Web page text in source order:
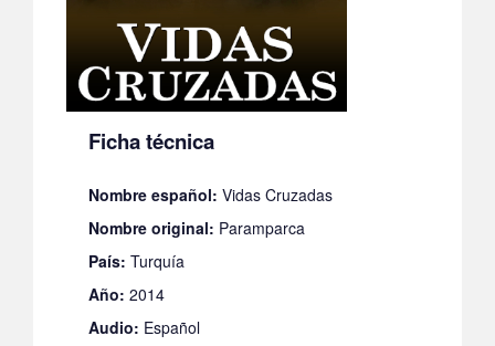
Ficha técnica
Nombre español: Vidas Cruzadas
Nombre original: Paramparca
País: Turquía
Año: 2014
Audio: Español